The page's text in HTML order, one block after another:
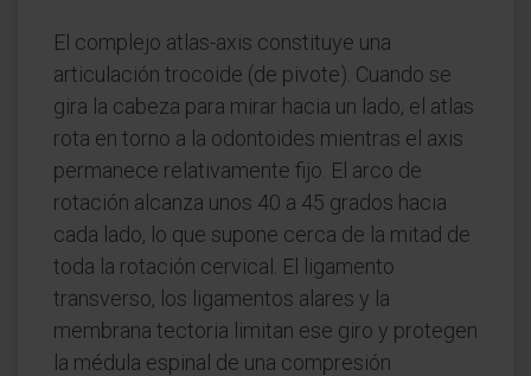
El complejo atlas-axis constituye una
articulación trocoide (de pivote). Cuando se
gira la cabeza para mirar hacia un lado, el atlas
rota en torno a la odontoides mientras el axis
permanece relativamente fijo. El arco de
rotación alcanza unos 40 a 45 grados hacia
cada lado, lo que supone cerca de la mitad de
toda la rotación cervical. El ligamento
transverso, los ligamentos alares y la
membrana tectoria limitan ese giro y protegen
la médula espinal de una compresión